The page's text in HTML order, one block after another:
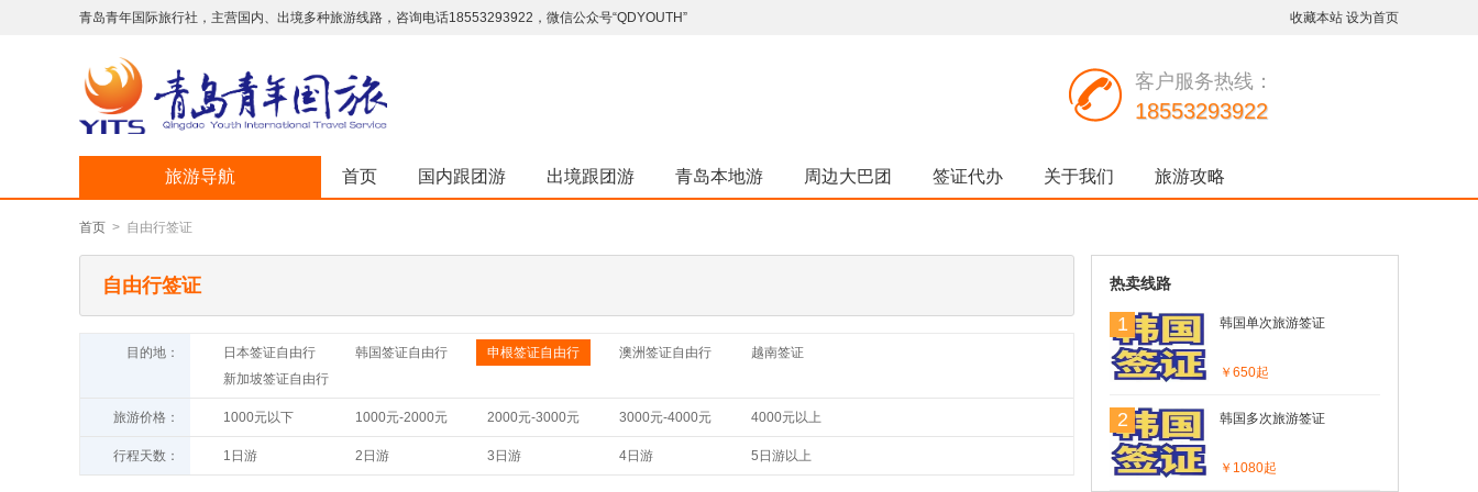
青岛青年国际旅行社，主营国内、出境多种旅游线路，咨询电话18553293922，微信公众号“QDYOUTH” 收藏本站 设为首页
客户服务热线：
18553293922
旅游导航 首页 国内跟团游 出境跟团游 青岛本地游 周边大巴团 签证代办 关于我们 旅游攻略
首页 > 自由行签证
自由行签证
目的地： 日本签证自由行 韩国签证自由行 申根签证自由行 澳洲签证自由行
越南签证
新加坡签证自由行
旅游价格： 1000元以下 1000元-2000元 2000元-3000元 3000元-4000元 4000元以上
行程天数： 1日游 2日游 3日游 4日游 5日游以上
热卖线路
1 韩国单次旅游签证
￥650起
2 韩国多次旅游签证
￥1080起